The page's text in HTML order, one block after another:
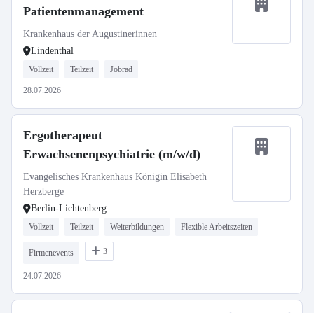
Patientenmanagement
Krankenhaus der Augustinerinnen
Lindenthal
Vollzeit Teilzeit Jobrad
28.07.2026
Ergotherapeut
Erwachsenenpsychiatrie (m/w/d)
Evangelisches Krankenhaus Königin Elisabeth
Herzberge
Berlin-Lichtenberg
Vollzeit Teilzeit Weiterbildungen Flexible Arbeitszeiten
Firmenevents 3
24.07.2026